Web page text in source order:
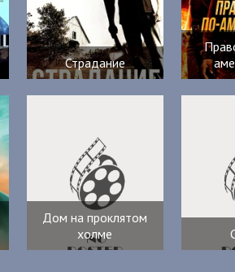
Страдание
Дом на проклятом
холме